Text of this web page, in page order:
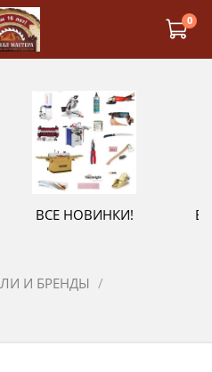
0
ВСЕ НОВИНКИ!
И БРЕНДЫ